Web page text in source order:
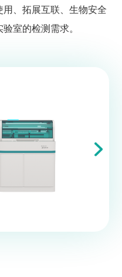
、拓展互联、生物安全
室的检测需求。